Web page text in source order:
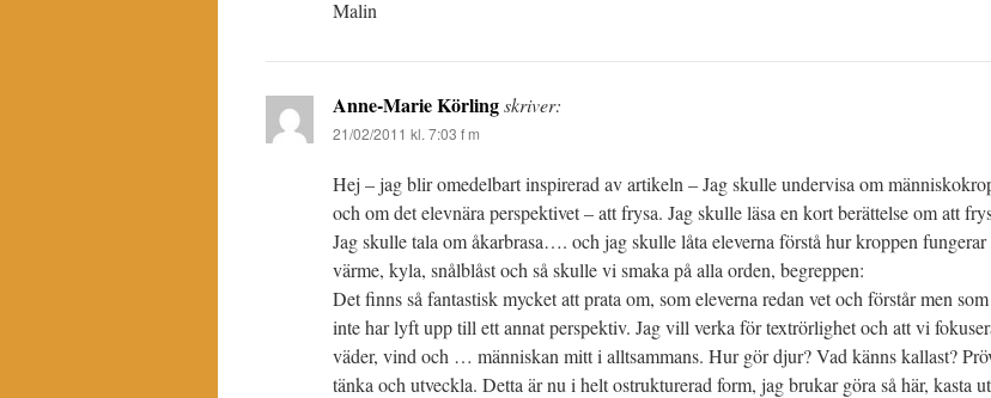
Malin
Anne-Marie Körlingskriver:
21/02/2011 kl. 7:03 f m
Hej – jag blir omedelbart inspirerad av artikeln – Jag skulle undervisa om
och om det elevnära perspektivet – att frysa. Jag skulle läsa en kort berättelse om att
Jag skulle tala om åkarbrasa…. och jag skulle låta eleverna förstå hur kroppen fungerar
värme, kyla, snålblåst och så skulle vi smaka på alla orden, begreppen:
Det finns så fantastisk mycket att prata om, som eleverna redan vet och förstår men
inte har lyft upp till ett annat perspektiv. Jag vill verka för textrörlighet och att vi
väder, vind och … människan mitt i alltsammans. Hur gör djur? Vad känns kallast?
tänka och utveckla. Detta är nu i helt ostrukturerad form, jag brukar göra så här, kasta